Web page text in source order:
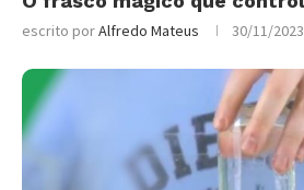
escrito porAlfredo Mateus 30/11/2023